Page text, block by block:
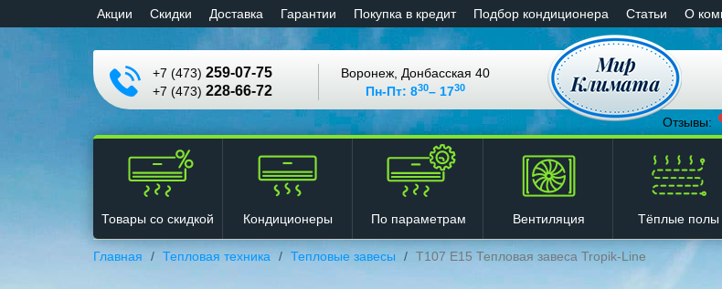
Aкции Cкидки Доставка Гарантии Покупка в кредит Подбор кондиционера Статьи О
+7 (473) 259-07-75
+7 (473) 228-66-72
Воронеж, Донбасская 40
Пн-Пт: 830– 1730
Отзывы:
Товары со скидкой Кондиционеры По параметрам Вентиляция Тёплые полы
Главная Тепловая техника Тепловые завесы Т107 Е15 Тепловая завеса Tropik-Line